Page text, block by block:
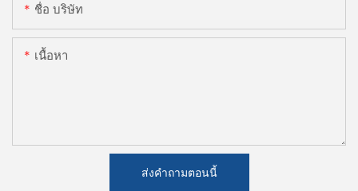
ชื่อ บริษัท
เนื้อหา
ส่งคำถามตอนนี้